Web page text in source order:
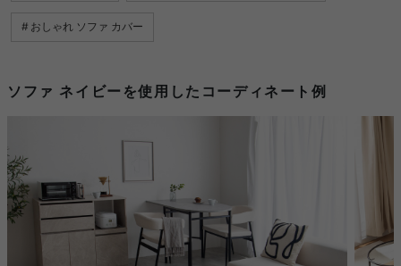
おしゃれ ソファ カバー
ソファ ネイビーを使用したコーディネート例